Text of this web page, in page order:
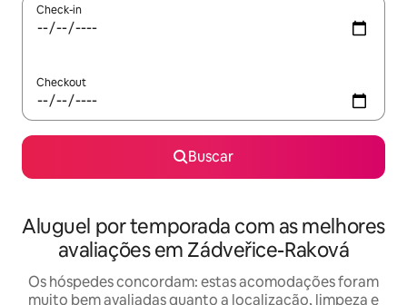
Check-in
Checkout
Buscar
Aluguel por temporada com as melhores
avaliações em Zádveřice-Raková
Os hóspedes concordam: estas acomodações foram
muito bem avaliadas quanto a localização, limpeza e